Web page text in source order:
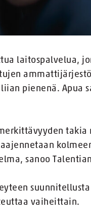
laitospalvelua,
pienenä. Apua
sanoo
vaiheittain.